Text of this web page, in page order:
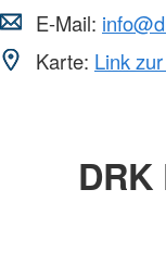
E-Mail:
Karte: Link